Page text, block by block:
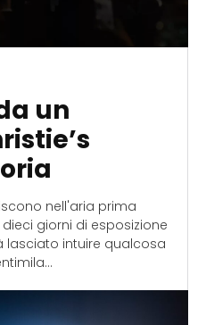
un
nell'aria prima
giorni di esposizione
intuire qualcosa